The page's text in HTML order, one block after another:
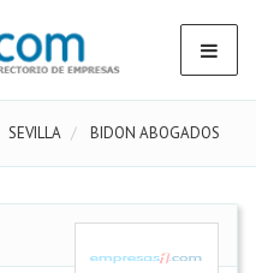
SEVILLA BIDON ABOGADOS